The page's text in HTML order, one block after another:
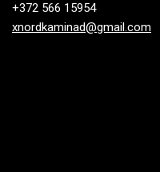
+372 566 15954
xnordkaminad@gmail.com